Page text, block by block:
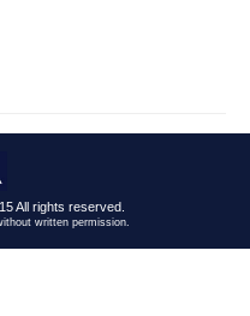
All rights reserved.
written permission.